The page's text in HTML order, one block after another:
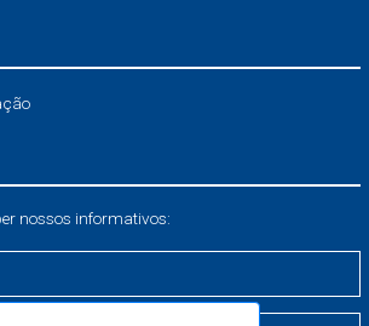
nossos informativos: